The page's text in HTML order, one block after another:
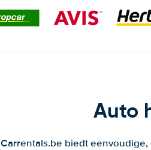
Auto
Carrentals.be biedt